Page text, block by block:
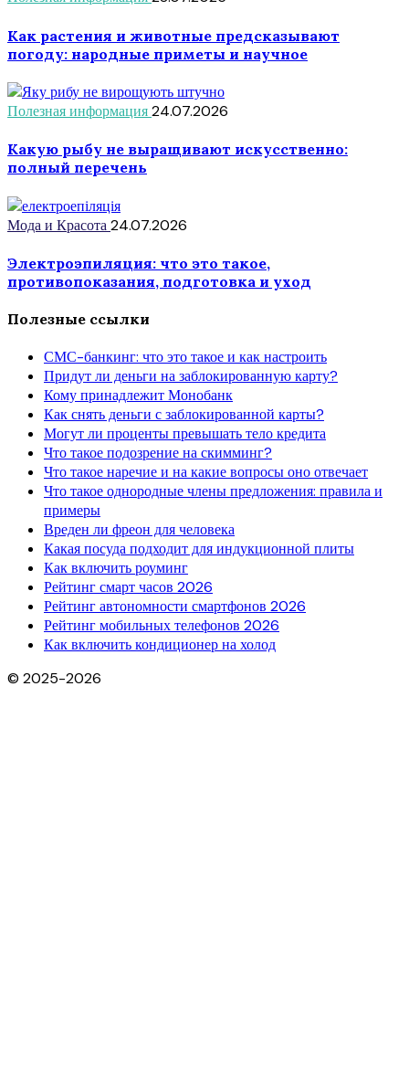
Как растения и животные предсказывают
погоду: народные приметы и научное
Полезная информация24.07.2026
Какую рыбу не выращивают искусственно:
полный перечень
Мода и Красота24.07.2026
Электроэпиляция: что это такое,
противопоказания, подготовка и уход
Полезные ссылки
СМС-банкинг: что это такое и как настроить
Придут ли деньги на заблокированную карту?
Кому принадлежит Монобанк
Как снять деньги с заблокированной карты?
Могут ли проценты превышать тело кредита
Что такое подозрение на скимминг?
Что такое наречие и на какие вопросы оно отвечает
Что такое однородные члены предложения: правила и
примеры
Вреден ли фреон для человека
Какая посуда подходит для индукционной плиты
Как включить роуминг
Рейтинг смарт часов 2026
Рейтинг автономности смартфонов 2026
Рейтинг мобильных телефонов 2026
Как включить кондиционер на холод
© 2025-2026